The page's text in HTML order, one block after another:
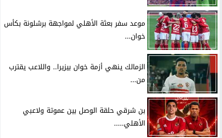
موعد سفر بعثة الأهلي لمواجهة برشلونة بكأس
خوان...
الزمالك ينهي أزمة خوان بيزيرا.. واللاعب يقترب
من...
بن شرقي حلقة الوصل بين عموتة ولاعبي
الأهلي.....